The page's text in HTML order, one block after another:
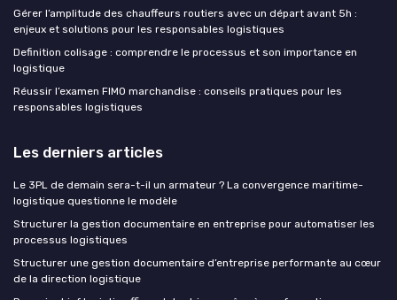
Gérer l’amplitude des chauffeurs routiers avec un départ avant 5h :
enjeux et solutions pour les responsables logistiques
Definition colisage : comprendre le processus et son importance en
logistique
Réussir l’examen FIMO marchandise : conseils pratiques pour les
responsables logistiques
Les derniers articles
Le 3PL de demain sera-t-il un armateur ? La convergence maritime-
logistique questionne le modèle
Structurer la gestion documentaire en entreprise pour automatiser les
processus logistiques
Structurer une gestion documentaire d’entreprise performante au cœur
de la direction logistique